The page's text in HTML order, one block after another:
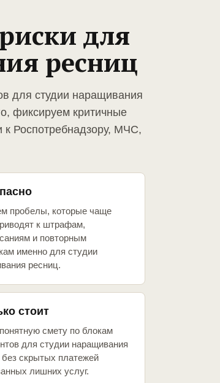
для
ресниц
для студии наращивания
фиксируем критичные
к Роспотребнадзору, МЧС,
пробелы, которые чаще
к штрафам,
и повторным
именно для студии
ресниц.
стоит
смету по блокам
для студии наращивания
без скрытых платежей
лишних услуг.